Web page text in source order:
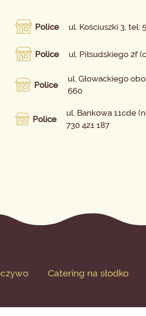
Police ul. Kościuszki 3, tel:
Police ul. Piłsudskiego 2f
Police
ul. Głowackiego
660
Police
ul. Bankowa 11cde
730 421 187
Catering na słodko